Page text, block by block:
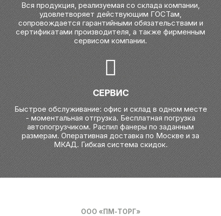
Вся продукция, реализуемая со склада компании,
удовлетворяет действующим ГОСТам,
сопровождается гарантийными обязательствами и
сертификатами производителя, а также фирменным
сервисом компании.
СЕРВИС
Быстрое обслуживание: офис и склад в одном месте
- моментальная отгрузка. Бесплатная погрузка
автопогрузчиком. Распил фанеры по заданным
размерам. Оперативная доставка по Москве и за
МКАД. Гибкая система скидок.
ООО «ПМ-ТОРГ»